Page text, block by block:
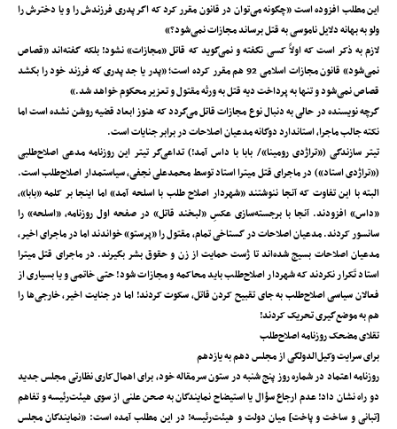
این مطلب افزوده است «چگونه می‌توان در قانون مقرر کرد که اگر پدری فرزندش را و یا دخترش را
ولو به بهانه دلایل ناموسی به قتل برساند مجازات نمی‌شود؟»
لازم به ذکر است که اولاً کسی نگفته و نمی‌گوید که قاتل «مجازات» نشود! بلکه گفته‌اند «قصاص
نمی‌شود» قانون مجازات اسلامی 92 هم مقرر کرده است؛ «پدر یا جد پدری كه فرزند خود را بكشد
قصاص نمی‌شود و تنها به پرداخت دیه قتل به ورثه مقتول و تعزیر محكوم خواهد شد.»
گرچه نویسنده در حالی به دنبال نوع مجازات قاتل می‌گردد که هنوز ابعاد قضیه روشن نشده است اما
نکته جالب ماجرا، استاندارد دوگانه مدعیان اصلاحات در برابر جنایات است.
تیتر سازندگی («تراژدی رومینا»/ بابا با داس آمد!) تداعی‌گر تیتر این روزنامه مدعی اصلاح‌طلبی
(«تراژدی استاد») در ماجرای قتل میترا استاد توسط محمدعلی نجفی، سیاستمدار اصلاح‌طلب است.
البته با این تفاوت که آنجا ننوشتند «شهردار اصلاح طلب با اسلحه آمد» اما اینجا بر کلمه «بابا»،
«داس» افزودند. آنجا با برجسته‌سازی عکسِ «لبخند قاتل» در صفحه اول روزنامه، «اسلحه» را
سانسور کردند. مدعیان اصلاحات در گستاخی تمام، مقتول را «پرستو» خواندند اما در ماجرای اخیر،
مدعیان اصلاحات بسیج شده‌اند تا ژست حمایت از زن و حقوق بشر بگیرند. در ماجرای قتل میترا
استاد تَکرار نکردند که شهردار اصلاح‌طلب باید محاکمه و مجازات شود! حتی خاتمی و یا بسیاری از
فعالان سیاسی اصلاح‌طلب به جای تقبیح کردن قاتل، سکوت کردند! اما در جنایت اخیر، خارجی‌‌ها را
هم به موضع‌گیری تحریک کردند!
تقلای مضحک روزنامه اصلاح‌طلب
برای سرایت وکیل‌الدولگی از مجلس دهم به یازدهم
روزنامه اعتماد در شماره روز پنج شنبه در ستون سرمقاله خود، برای اهمال‌کاری نظارتی مجلس جدید
دو راه نشان داد! عدم ارجاع سؤال یا استیضاح نمایندگان به صحن علنی از سوی هیئت‌رئیسه و تفاهم
[تبانی و ساخت و پاخت] میان دولت و هیئت‌رئیسه! در این مطلب آمده است: «نمایندگان مجلس